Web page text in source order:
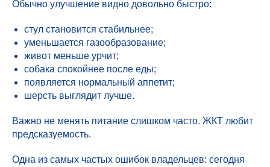
Обычно улучшение видно довольно быстро:
стул становится стабильнее;
уменьшается газообразование;
живот меньше урчит;
собака спокойнее после еды;
появляется нормальный аппетит;
шерсть выглядит лучше.
Важно не менять питание слишком часто. ЖКТ любит
предсказуемость.
Одна из самых частых ошибок владельцев: сегодня